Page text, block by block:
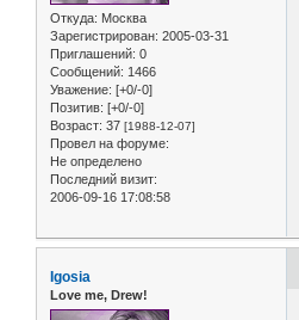
Откуда: Москва
Зарегистрирован: 2005-03-31
Приглашений: 0
Сообщений: 1466
Уважение: [+0/-0]
Позитив: [+0/-0]
Возраст: 37 [1988-12-07]
Провел на форуме:
Не определено
Последний визит:
2006-09-16 17:08:58
Igosia
Love me, Drew!